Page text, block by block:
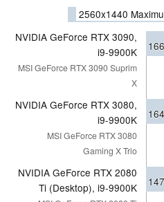
2560x1440
NVIDIA GeForce RTX 3090,
i9-9900K
MSI GeForce RTX 3090 Suprim
X
166
NVIDIA GeForce RTX 3080,
i9-9900K
MSI GeForce RTX 3080
Gaming X Trio
164
NVIDIA GeForce RTX 2080
Ti (Desktop), i9-9900K
147